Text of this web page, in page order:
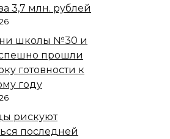
3,7 млн. рублей
школы №30 и
прошли
готовности к
году
рискуют
последней